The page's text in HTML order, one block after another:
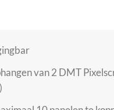
van 2 DMT